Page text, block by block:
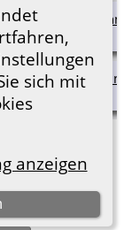
sich mit
anzeigen
2001-2026.